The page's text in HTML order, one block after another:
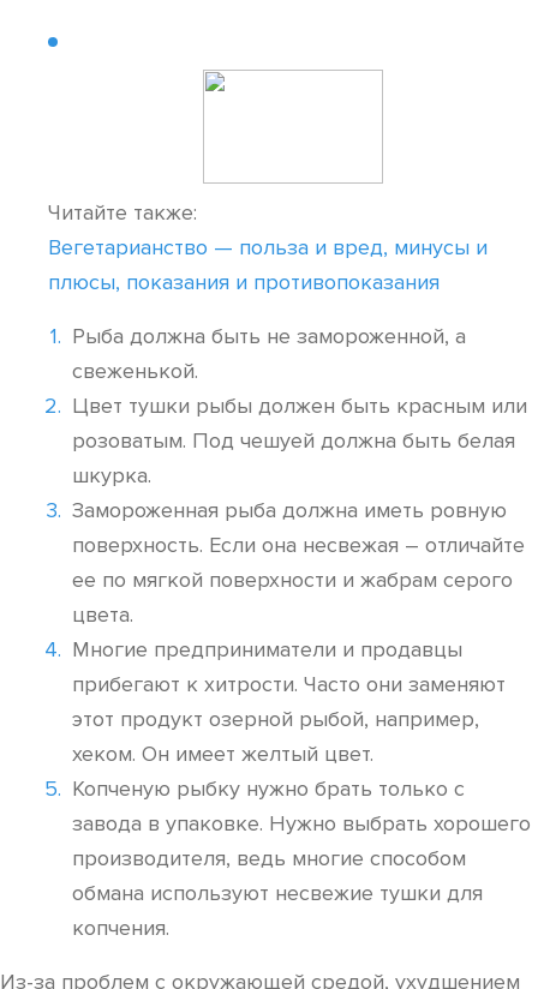
Читайте также:
Вегетарианство — польза и вред, минусы и
плюсы, показания и противопоказания
Рыба должна быть не замороженной, а
свеженькой.
Цвет тушки рыбы должен быть красным или
розоватым. Под чешуей должна быть белая
шкурка.
Замороженная рыба должна иметь ровную
поверхность. Если она несвежая – отличайте
ее по мягкой поверхности и жабрам серого
цвета.
Многие предприниматели и продавцы
прибегают к хитрости. Часто они заменяют
этот продукт озерной рыбой, например,
хеком. Он имеет желтый цвет.
Копченую рыбку нужно брать только с
завода в упаковке. Нужно выбрать хорошего
производителя, ведь многие способом
обмана используют несвежие тушки для
копчения.
Из-за проблем с окружающей средой, ухудшением